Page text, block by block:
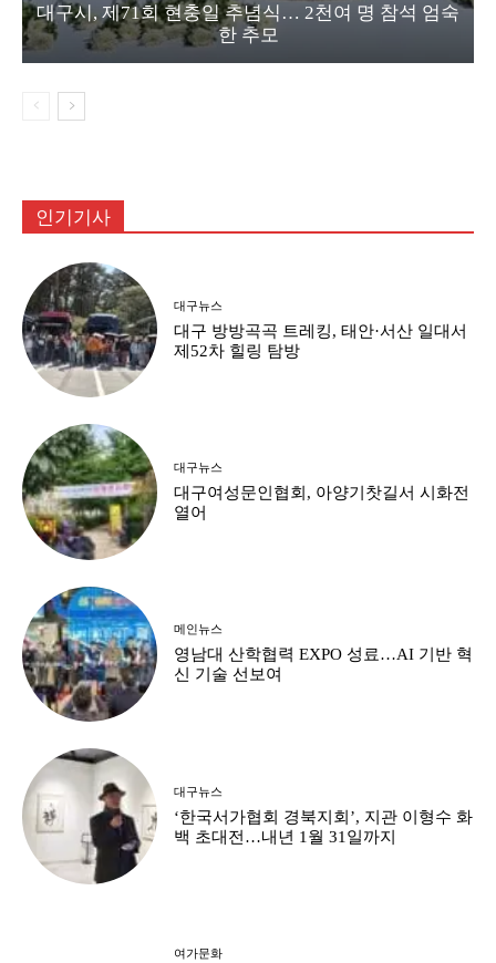
대구시, 제71회 현충일 추념식… 2천여 명 참석 엄숙
한 추모
인기기사
대구뉴스
대구 방방곡곡 트레킹, 태안·서산 일대서
제52차 힐링 탐방
대구뉴스
대구여성문인협회, 아양기찻길서 시화전
열어
메인뉴스
영남대 산학협력 EXPO 성료…AI 기반 혁
신 기술 선보여
대구뉴스
‘한국서가협회 경북지회’, 지관 이형수 화
백 초대전…내년 1월 31일까지
여가문화